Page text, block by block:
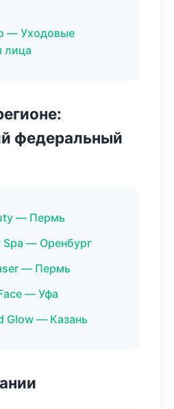
— Уходовые
лица
федеральный
— Пермь
Spa — Оренбург
— Пермь
— Уфа
Glow — Казань